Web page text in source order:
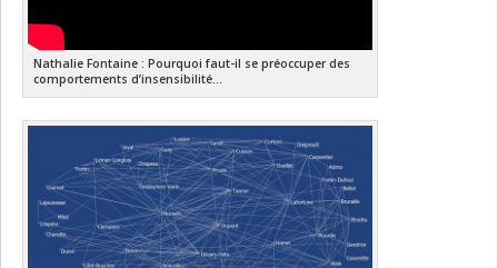
Nathalie Fontaine : Pourquoi faut-il se préoccuper des
comportements d’insensibilité...